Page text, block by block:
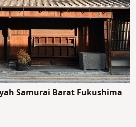
Samurai Barat Fukushima